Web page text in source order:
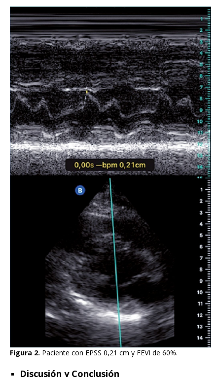
Figura 2. Paciente con EPSS 0,21 cm y FEVI de 60%.
Discusión y Conclusión